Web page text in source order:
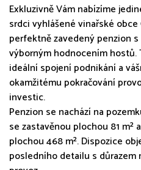
Exkluzivně Vám nabízíme
srdci vyhlášené vinařské
perfektně zavedený penzion
výborným hodnocením
ideální spojení podnikání a
okamžitému pokračování
investic.
Penzion se nachází na
se zastavěnou plochou 81 m²
plochou 468 m². Dispozice
posledního detailu s